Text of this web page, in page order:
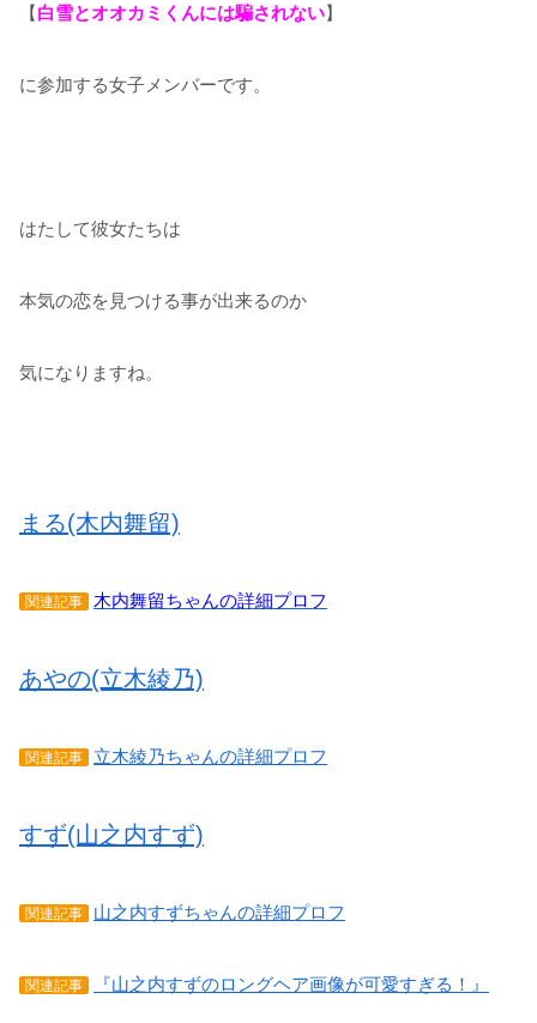
【白雪とオオカミくんには騙されない】
に参加する女子メンバーです。
はたして彼女たちは
本気の恋を見つける事が出来るのか
気になりますね。
まる(木内舞留)
関連記事 木内舞留ちゃんの詳細プロフ
あやの(立木綾乃)
関連記事 立木綾乃ちゃんの詳細プロフ
すず(山之内すず)
関連記事 山之内すずちゃんの詳細プロフ
関連記事 『山之内すずのロングヘア画像が可愛すぎる！』